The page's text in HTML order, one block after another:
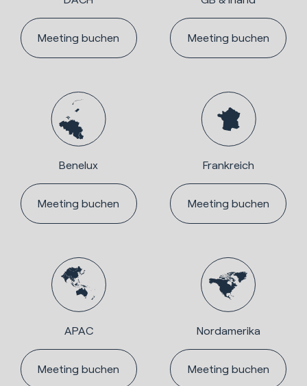
Meeting buchen
Meeting buchen
Benelux
Meeting buchen
Frankreich
Meeting buchen
APAC
Meeting buchen
Nordamerika
Meeting buchen